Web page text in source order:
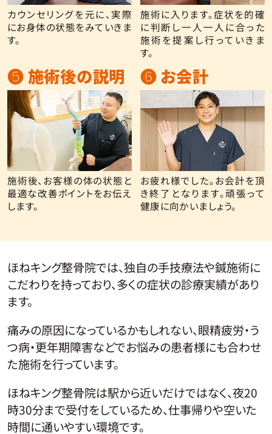
カウンセリングを元に、実際
にお身体の状態をみていきま
す。
施術に入ります。症状を的確
に判断し一人一人に合った
施術を提案し行っていきま
す。
❺ 施術後の説明
施術後、お客様の体の状態と
最適な改善ポイントをお伝え
します。
❻ お会計
お疲れ様でした。お会計を頂
き終了となります。頑張って
健康に向かいましょう。
ほねキング整骨院では、独自の手技療法や鍼施術に
こだわりを持っており、多くの症状の診療実績があり
ます。
痛みの原因になっているかもしれない、眼精疲労・う
つ病・更年期障害などでお悩みの患者様にも合わせ
た施術を行っています。
ほねキング整骨院は駅から近いだけではなく、夜20
時30分まで受付をしているため、仕事帰りや空いた
時間に通いやすい環境です。